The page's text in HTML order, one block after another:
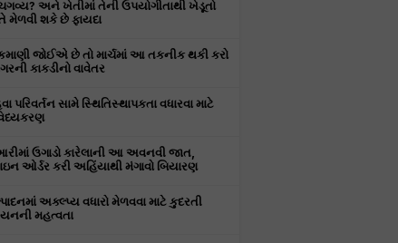
અને ખેતીમાં તેની ઉપયોગીતાથી ખેડૂતો
મેળવી શકે છે ફાયદા
જોઈએ છે તો માર્ચમાં આ તકનીક થકી કરો
કાકડીનો વાવેતર
પરિવર્તન સામે સ્થિતિસ્થાપકતા વધારવા માટે
ઉગાડો કારેલાની આ અવનવી જાત,
ઓર્ડર કરી અહિંયાથી મંગાવો બિયારણ
અક્લ્પ્ય વધારો મેળવવા માટે કુદરતી
મહત્વતા